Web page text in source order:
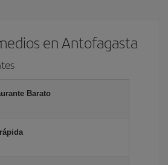
en Antofagasta
Barato